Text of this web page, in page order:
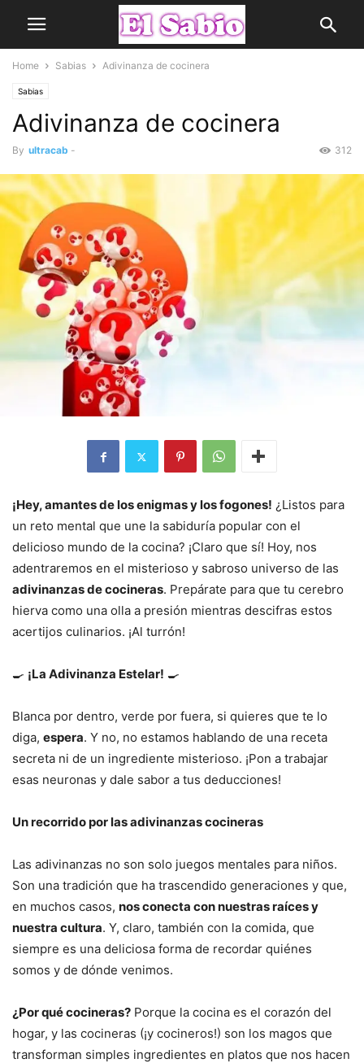
Home Sabias Adivinanza de cocinera
Sabias
Adivinanza de cocinera
By ultracab - 312
¡Hey, amantes de los enigmas y los fogones! ¿Listos para
un reto mental que une la sabiduría popular con el
delicioso mundo de la cocina? ¡Claro que sí! Hoy, nos
adentraremos en el misterioso y sabroso universo de las
adivinanzas de cocineras. Prepárate para que tu cerebro
hierva como una olla a presión mientras descifras estos
acertijos culinarios. ¡Al turrón!
🍳 ¡La Adivinanza Estelar! 🍳
Blanca por dentro, verde por fuera, si quieres que te lo
diga, espera. Y no, no estamos hablando de una receta
secreta ni de un ingrediente misterioso. ¡Pon a trabajar
esas neuronas y dale sabor a tus deducciones!
Un recorrido por las adivinanzas cocineras
Las adivinanzas no son solo juegos mentales para niños.
Son una tradición que ha trascendido generaciones y que,
en muchos casos, nos conecta con nuestras raíces y
nuestra cultura. Y, claro, también con la comida, que
siempre es una deliciosa forma de recordar quiénes
somos y de dónde venimos.
¿Por qué cocineras? Porque la cocina es el corazón del
hogar, y las cocineras (¡y cocineros!) son los magos que
transforman simples ingredientes en platos que nos hacen